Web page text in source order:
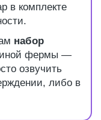
в комплекте
набор
фермы —
озвучить
либо в